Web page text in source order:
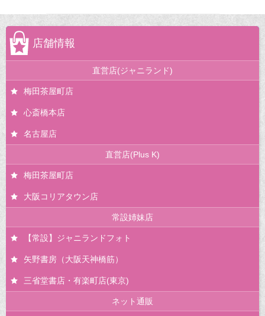
店舗情報
直営店(ジャニランド)
梅田茶屋町店
心斎橋本店
名古屋店
直営店(Plus K)
梅田茶屋町店
大阪コリアタウン店
常設姉妹店
【常設】ジャニランドフォト
矢野書房（大阪天神橋筋）
三省堂書店・有楽町店(東京)
ネット通販